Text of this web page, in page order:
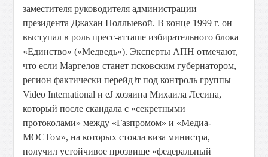
заместителя руководителя администрации
президента Джахан Поллыевой. В конце 1999 г. он
выступал в роль пресс-атташе избирательного блока
«Единство» («Медведь»). Эксперты АПН отмечают,
что если Маргелов станет псковским губернатором,
регион фактически перейдЈт под контроль группы
Video International и еЈ хозяина Михаила Лесина,
который после скандала с «секретными
протоколами» между «Газпромом» и «Медиа-
МОСТом», на которых стояла виза министра,
получил устойчивое прозвище «федеральный